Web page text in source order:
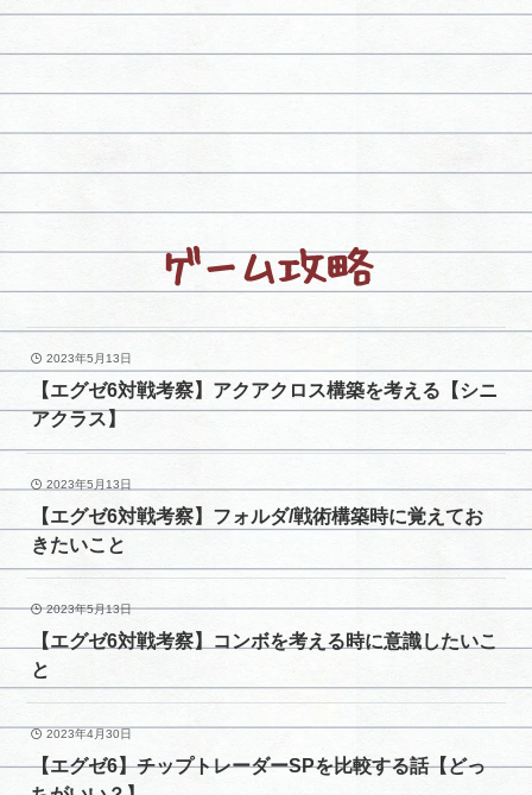
ゲーム攻略
2023年5月13日
【エグゼ6対戦考察】アクアクロス構築を考える【シニ
アクラス】
2023年5月13日
【エグゼ6対戦考察】フォルダ/戦術構築時に覚えてお
きたいこと
2023年5月13日
【エグゼ6対戦考察】コンボを考える時に意識したいこ
と
2023年4月30日
【エグゼ6】チップトレーダーSPを比較する話【どっ